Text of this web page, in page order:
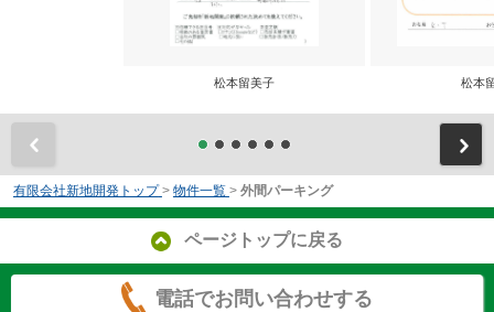
松本留美子 松本
有限会社新地開発トップ > 物件一覧 > 外間パーキング
ページトップに戻る
電話でお問い合わせする